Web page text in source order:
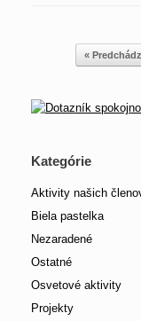
Post navigation
«
Kategórie
Aktivity našich
Biela pastelka
Nezaradené
Ostatné
Osvetové aktivity
Projekty